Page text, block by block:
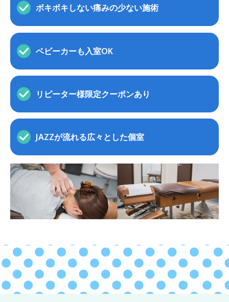
ボキボキしない痛みの少ない施術
ベビーカーも入室OK
リピーター様限定クーポンあり
JAZZが流れる広々とした個室